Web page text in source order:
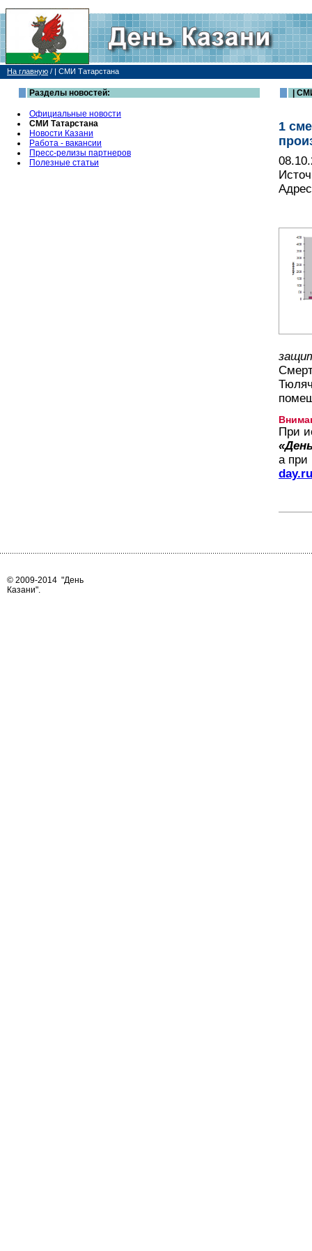
На главную / | СМИ Татарстана
Разделы новостей:
Официальные новости
СМИ Татарстана
Новости Казани
Работа - вакансии
Пресс-релизы партнеров
Полезные статьи
|
1
При
а при
day.ru
© 2009-2014 "День
Казани".